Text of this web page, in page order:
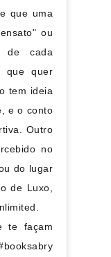
que uma
ou
de cada
que quer
tem ideia
e o conto
Outro
no
do lugar
de Luxo,
te façam